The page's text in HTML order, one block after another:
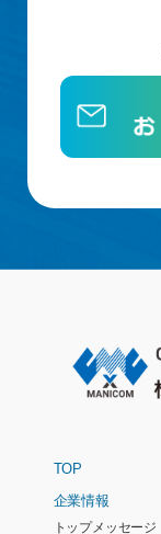
TOP
企業情報
トップメッセージ